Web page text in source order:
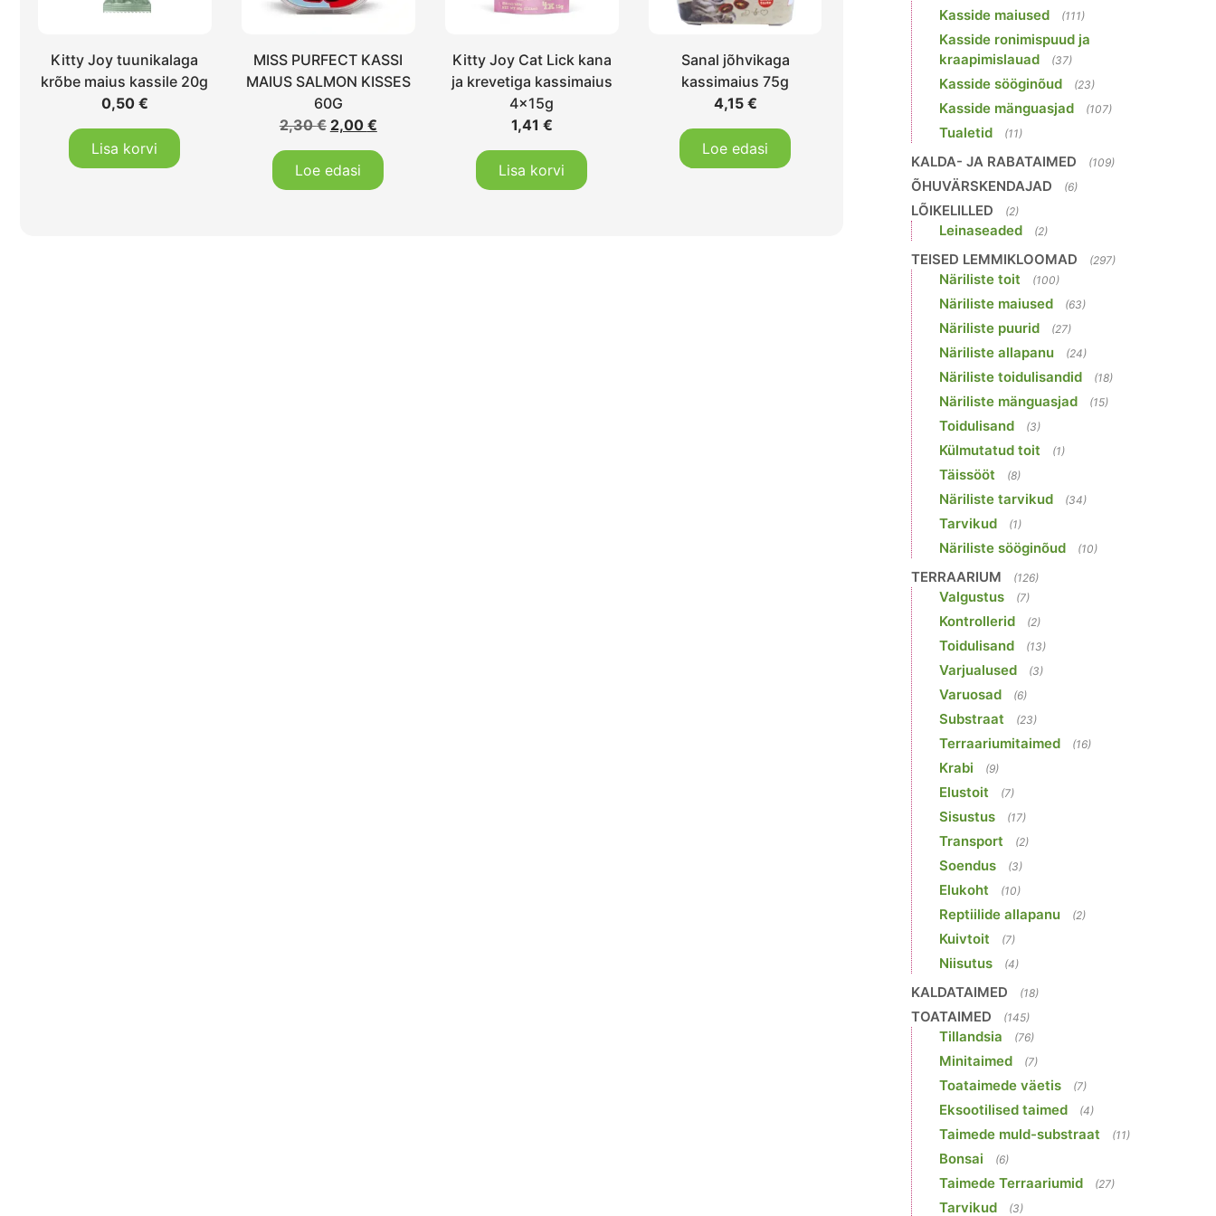
Kitty Joy tuunikalaga
krõbe maius kassile 20g
0,50 €
Lisa korvi
MISS PURFECT KASSI
MAIUS SALMON KISSES
60G
2,30€ 2,00 €
Loe edasi
Kitty Joy Cat Lick kana
ja krevetiga kassimaius
4x15g
1,41 €
Lisa korvi
Sanal jõhvikaga
kassimaius 75g
4,15 €
Loe edasi
Kasside maiused (111)
Kasside ronimispuud ja
kraapimislauad
(37)
Kasside sööginõud (23)
Kasside mänguasjad (107)
Tualetid (11)
KALDA- JA RABATAIMED (109)
ÕHUVÄRSKENDAJAD (6)
LÕIKELILLED (2)
Leinaseaded (2)
TEISED LEMMIKLOOMAD (297)
Näriliste toit (100)
Näriliste maiused (63)
Näriliste puurid (27)
Näriliste allapanu (24)
Näriliste toidulisandid (18)
Näriliste mänguasjad (15)
Toidulisand (3)
Külmutatud toit (1)
Täissööt (8)
Näriliste tarvikud (34)
Tarvikud (1)
Näriliste sööginõud (10)
TERRAARIUM (126)
Valgustus (7)
Kontrollerid (2)
Toidulisand (13)
Varjualused (3)
Varuosad (6)
Substraat (23)
Terraariumitaimed (16)
Krabi (9)
Elustoit (7)
Sisustus (17)
Transport (2)
Soendus (3)
Elukoht (10)
Reptiilide allapanu (2)
Kuivtoit (7)
Niisutus (4)
KALDATAIMED (18)
TOATAIMED (145)
Tillandsia (76)
Minitaimed (7)
Toataimede väetis (7)
Eksootilised taimed (4)
Taimede muld-substraat (11)
Bonsai (6)
Taimede Terraariumid (27)
Tarvikud (3)